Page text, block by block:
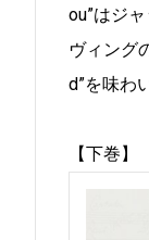
ou”はジ
ヴィング
d”を味わ
【下巻】